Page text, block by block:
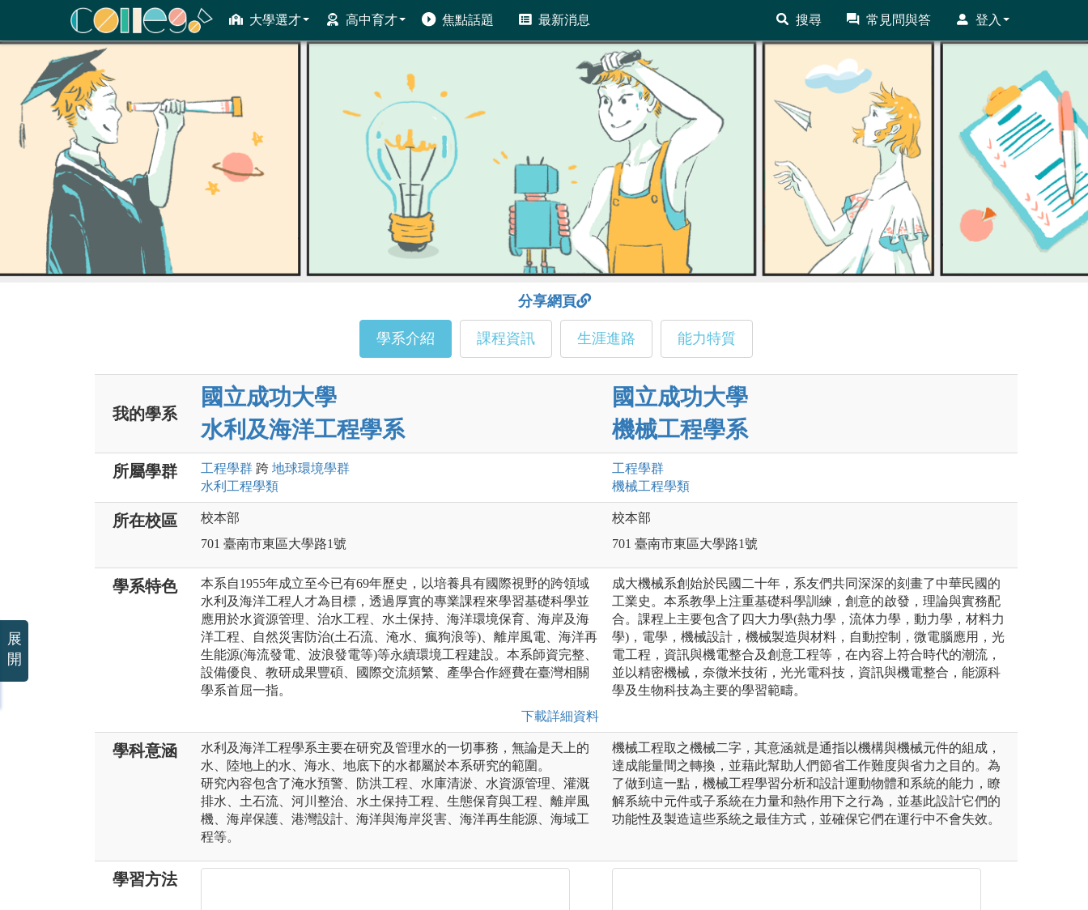
大學選才 高中育才 焦點話題 最新消息 搜尋 常見問與答 登入
ColleGo! 大學選才與高中育才輔助系統
分享網頁
學系介紹 課程資訊 生涯進路 能力特質
我的學系
國立成功大學
水利及海洋工程學系
國立成功大學
機械工程學系
所屬學群 工程學群 跨 地球環境學群
水利工程學類
工程學群
機械工程學類
所在校區
校本部
701 臺南市東區大學路1號
校本部
701 臺南市東區大學路1號
學系特色
本系自1955年成立至今已有69年歷史，以培養具有國際視野的跨領域
水利及海洋工程人才為目標，透過厚實的專業課程來學習基礎科學並
應用於水資源管理、治水工程、水土保持、海洋環境保育、海岸及海
洋工程、自然災害防治(土石流、淹水、瘋狗浪等)、離岸風電、海洋再
生能源(海流發電、波浪發電等)等永續環境工程建設。本系師資完整、
設備優良、教研成果豐碩、國際交流頻繁、產學合作經費在臺灣相關
學系首屈一指。
下載詳細資料
成大機械系創始於民國二十年，系友們共同深深的刻畫了中華民國的
工業史。本系教學上注重基礎科學訓練，創意的啟發，理論與實務配
合。課程上主要包含了四大力學(熱力學，流体力學，動力學，材料力
學)，電學，機械設計，機械製造與材料，自動控制，微電腦應用，光
電工程，資訊與機電整合及創意工程等，在內容上符合時代的潮流，
並以精密機械，奈微米技術，光光電科技，資訊與機電整合，能源科
學及生物科技為主要的學習範疇。
學科意涵
水利及海洋工程學系主要在研究及管理水的一切事務，無論是天上的
水、陸地上的水、海水、地底下的水都屬於本系研究的範圍。
研究內容包含了淹水預警、防洪工程、水庫清淤、水資源管理、灌溉
排水、土石流、河川整治、水土保持工程、生態保育與工程、離岸風
機、海岸保護、港灣設計、海洋與海岸災害、海洋再生能源、海域工
程等。
機械工程取之機械二字，其意涵就是通指以機構與機械元件的組成，
達成能量間之轉換，並藉此幫助人們節省工作難度與省力之目的。為
了做到這一點，機械工程學習分析和設計運動物體和系統的能力，瞭
解系統中元件或子系統在力量和熱作用下之行為，並基此設計它們的
功能性及製造這些系統之最佳方式，並確保它們在運行中不會失效。
學習方法
展
開